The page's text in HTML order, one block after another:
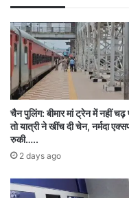
हाईस्कूल के तौर पर
को पिछले साल ही
बना दिया गया था।
जयप्रकाश बरहाई ने
सुरक्षाकर्मियों की ओर
क्षेत्रों में अपनी पकड़
छात्र-छात्राओं को
चैन पुलिंग: बीमार मां ट्रेन में नहीं चढ़
तो यात्री ने खींच दी चेन, नर्मदा
रुकी…..
2 days ago